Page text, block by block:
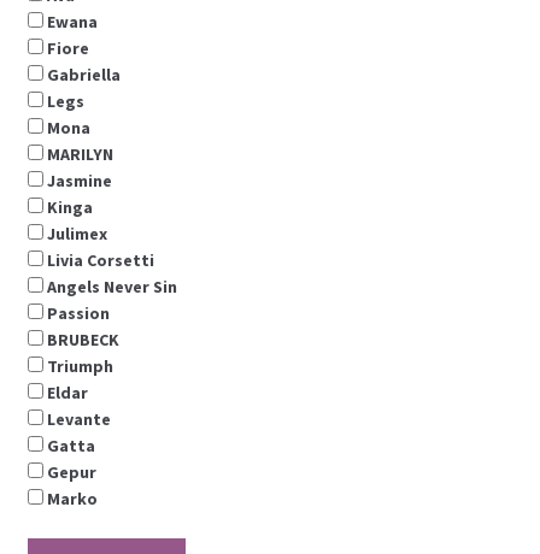
Ewana
Fiore
Gabriella
Legs
Мona
MARILYN
Jasmine
Kinga
Julimex
Livia Corsetti
Angels Never Sin
Passion
BRUBECK
Triumph
Eldar
Levante
Gatta
Gepur
Marko